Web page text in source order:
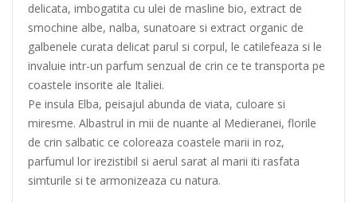
delicata, imbogatita cu ulei de masline bio, extract de
smochine albe, nalba, sunatoare si extract organic de
galbenele curata delicat parul si corpul, le catilefeaza si le
invaluie intr-un parfum senzual de crin ce te transporta pe
coastele insorite ale Italiei.
Pe insula Elba, peisajul abunda de viata, culoare si
miresme. Albastrul in mii de nuante al Medieranei, florile
de crin salbatic ce coloreaza coastele marii in roz,
parfumul lor irezistibil si aerul sarat al marii iti rasfata
simturile si te armonizeaza cu natura.